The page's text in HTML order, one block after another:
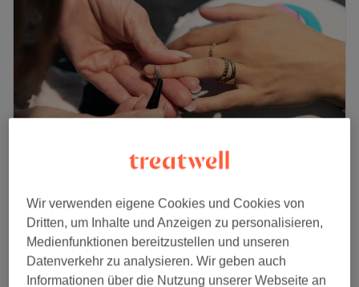
4,6
400 Bewertungen
zu weiteren Stadtteilen, Stuttgart
Auf Karte anzeigen
Maniküre inkl. Massage
15 Min. - 1 Std.
Wir verwenden eigene Cookies und Cookies von
Dritten, um Inhalte und Anzeigen zu personalisieren,
Medienfunktionen bereitzustellen und unseren
Datenverkehr zu analysieren. Wir geben auch
Informationen über die Nutzung unserer Webseite an